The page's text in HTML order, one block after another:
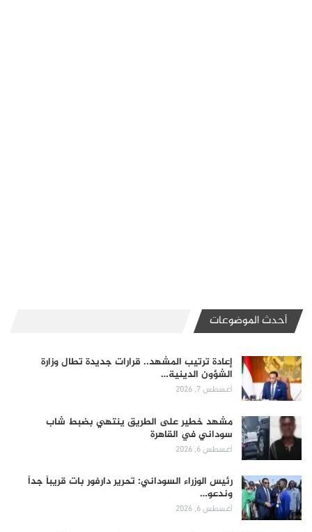
أحدث الموضوعات
إعادة ترتيب المشهد.. قرارات جديدة تطال وزارة
الشؤون الدينية…
أغسطس 7, 2026
مشهد خطير على الطريق ينتهي بضبط شاب
سوداني في القاهرة
أغسطس 6, 2026
رئيس الوزراء السوداني: تحرير دارفور بات قريباً جداً
وندعو…
أغسطس 6, 2026